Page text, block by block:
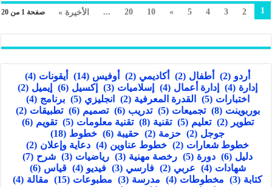
صفحة 1 من 20 1
2
3
4
5
»
10
20
... الأخيرة »
أردو (2) أطفال (2) أكاديمي (2) أوفيس (14) أيقونات (4)
إدارة (4) إدارة أعمال (4) إسلاميات (3) إكسيل (6) إيميل (2)
اختبارات (5) القدرة المعرفية (2) انجليزي (5) برنامج (4)
بوربوينت (8) تجميعات (5) تدريب (6) تصميم (6) تطبيقات (2)
تطوير
(2) تعليم (5) تقنية (8) تقنية معلومات (5) تقويم (6)
جوجل (2) حزمة (2) حقيبة (6) خطوط (18)
خطوط شعارات (2) خطوط عناوين (4) دعاية وإعلان (2)
دليل (6) دورة (5) رخصة مهنية (3) رياضيات (3) شرح (7)
شهادات (4) عربي (2) فارسي (3) فيديو (4) قياس (6)
كتابة (3) مخطوطات (4) مدرسة (3) مطبوعات (15) مقالة (4)